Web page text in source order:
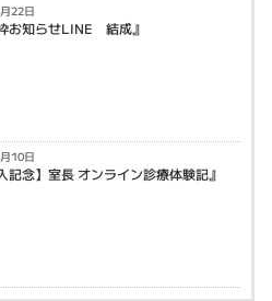
22日
お知らせLINE 結成』
10日
記念】室長 オンライン診療体験記』